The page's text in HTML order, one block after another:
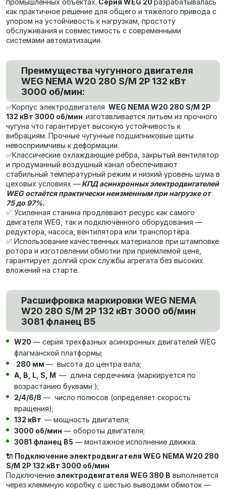
промышленных объектах. Серия WEG 20 разрабатывалась
как практичное решение для общего и тяжёлого привода с
упором на устойчивость к нагрузкам, простоту
обслуживания и совместимость с современными
системами автоматизации.
Преимущества чугунного двигателя
WEG NEMA W20 280 S/M 2P 132 кВт
3000 об/мин:
✅Корпус электродвигателя WEG NEMA W20 280 S/M 2P
132 кВт 3000 об/мин изготавливается литьём из прочного
чугуна что гарантирует высокую устойчивость к
вибрациям. Прочные чугунные подшипниковые щиты
невосприимчивы к деформации.
✅Классические охлаждающие рёбра, закрытый вентилятор
и продуманный воздушный канал обеспечивают
стабильный температурный режим и низкий уровень шума в
цеховых условиях — КПД асинхронных электродвигателей
WEG остаётся практически неизменным при нагрузке от
75 до 97%.
✅ Усиленная станина продлевают ресурс как самого
двигателя WEG, так и подключённого оборудования —
редуктора, насоса, вентилятора или транспортёра.
✅ Использование качественных материалов при штамповке
ротора и изготовлении обмотки при приемлемой цене,
гарантирует долгий срок службы агрегата без высоких
вложений на старте.
Расшифровка маркировки WEG NEMA
W20 280 S/M 2P 132 кВт 3000 об/мин
3081 фланец В5
W20 — серия трехфазных асинхронных двигателей WEG
флагманской платформы;
280 мм — высота до центра вала;
А, В, L, S, М — длина сердечника (маркируется по
возрастанию буквами );
2/4/6/8 — число полюсов (определяет скорость
вращения);
132 кВт — мощность двигателя;
3000 об/мин — обороты двигателя;
3081 фланец В5 — монтажное исполнение движка.
🔌 Подключение электродвигателя WEG NEMA W20 280
S/M 2P 132 кВт 3000 об/мин
Подключение электродвигателя WEG 380 В выполняется
через клеммную коробку с шестью выводами обмоток —